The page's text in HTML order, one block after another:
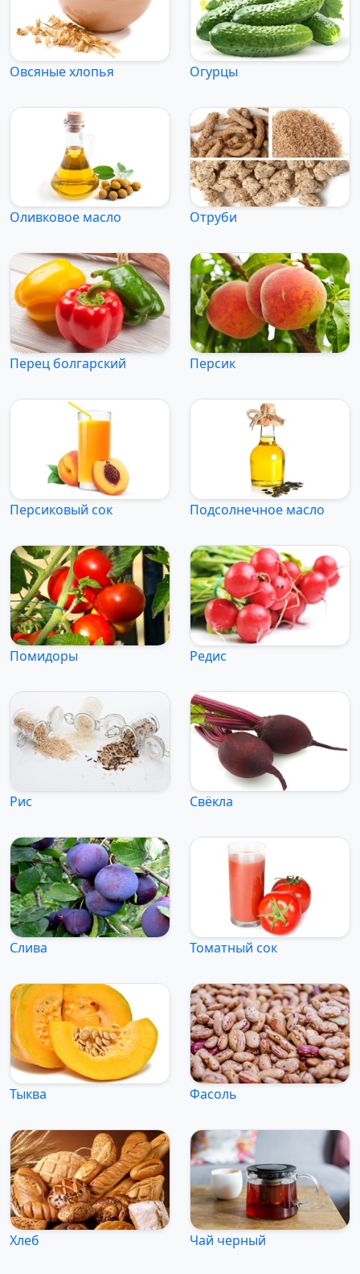
Овсяные хлопья Огурцы
Оливковое масло Отруби
Перец болгарский Персик
Персиковый сок Подсолнечное масло
Помидоры Редис
Рис Свёкла
Слива Томатный сок
Тыква Фасоль
Хлеб Чай черный